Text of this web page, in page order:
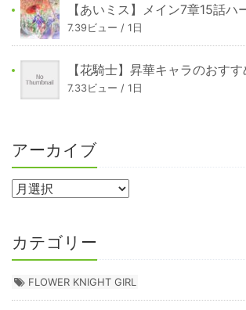
【あいミス】メイン7章15話ハ
7.39ビュー / 1日
【花騎士】昇華キャラのおすす
7.33ビュー / 1日
アーカイブ
カテゴリー
FLOWER KNIGHT GIRL